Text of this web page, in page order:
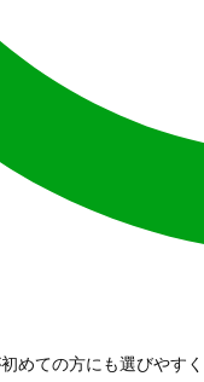
めての方にも選びやす